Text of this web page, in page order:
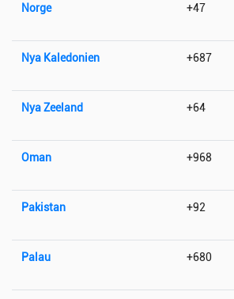
Norge +47
Nya Kaledonien +687
Nya Zeeland +64
Oman +968
Pakistan +92
Palau +680